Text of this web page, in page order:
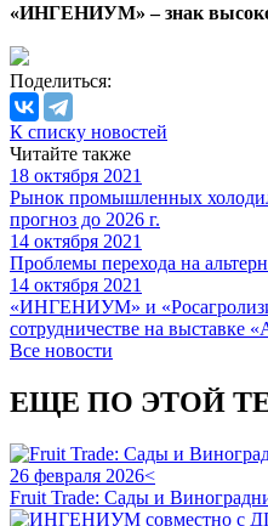
«ИНГЕНИУМ» – знак
Поделиться:
К списку новостей
Читайте также
18 октября 2021
Рынок промышленных
прогноз до 2026 г.
14 октября 2021
Проблемы перехода на
14 октября 2021
«ИНГЕНИУМ» и
сотрудничестве на
Все новости
ЕЩЕ ПО ЭТОЙ
26 февраля 2026<
Fruit Trade: Сады и